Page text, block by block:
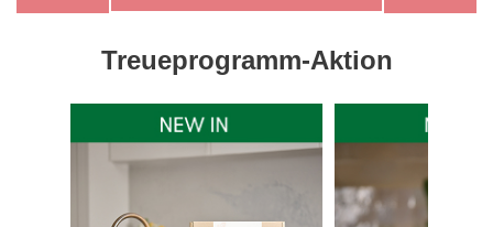
Treueprogramm-Aktion